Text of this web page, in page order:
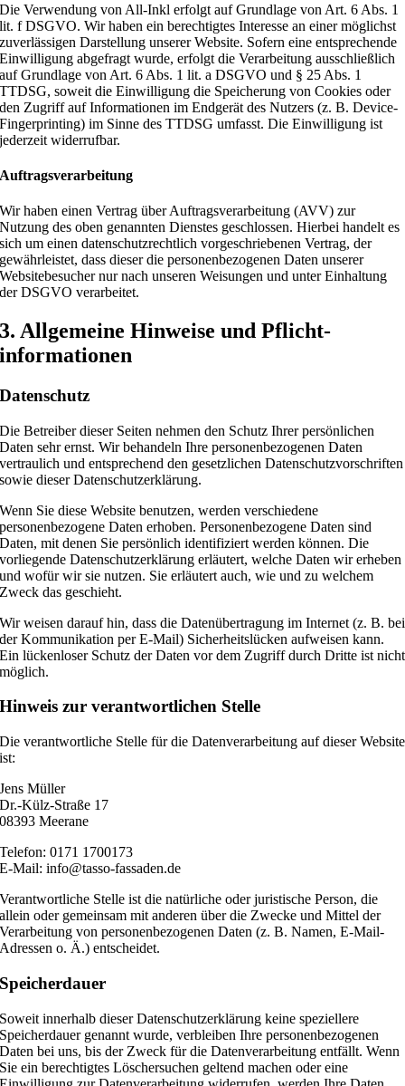
Die Verwendung von All-Inkl erfolgt auf Grundlage von Art. 6 Abs. 1
lit. f DSGVO. Wir haben ein berechtigtes Interesse an einer möglichst
zuverlässigen Darstellung unserer Website. Sofern eine entsprechende
Einwilligung abgefragt wurde, erfolgt die Verarbeitung ausschließlich
auf Grundlage von Art. 6 Abs. 1 lit. a DSGVO und § 25 Abs. 1
TTDSG, soweit die Einwilligung die Speicherung von Cookies oder
den Zugriff auf Informationen im Endgerät des Nutzers (z. B. Device-
Fingerprinting) im Sinne des TTDSG umfasst. Die Einwilligung ist
jederzeit widerrufbar.
Auftragsverarbeitung
Wir haben einen Vertrag über Auftragsverarbeitung (AVV) zur
Nutzung des oben genannten Dienstes geschlossen. Hierbei handelt es
sich um einen datenschutzrechtlich vorgeschriebenen Vertrag, der
gewährleistet, dass dieser die personenbezogenen Daten unserer
Websitebesucher nur nach unseren Weisungen und unter Einhaltung
der DSGVO verarbeitet.
3. Allgemeine Hinweise und Pflicht­
informationen
Datenschutz
Die Betreiber dieser Seiten nehmen den Schutz Ihrer persönlichen
Daten sehr ernst. Wir behandeln Ihre personenbezogenen Daten
vertraulich und entsprechend den gesetzlichen Datenschutzvorschriften
sowie dieser Datenschutzerklärung.
Wenn Sie diese Website benutzen, werden verschiedene
personenbezogene Daten erhoben. Personenbezogene Daten sind
Daten, mit denen Sie persönlich identifiziert werden können. Die
vorliegende Datenschutzerklärung erläutert, welche Daten wir erheben
und wofür wir sie nutzen. Sie erläutert auch, wie und zu welchem
Zweck das geschieht.
Wir weisen darauf hin, dass die Datenübertragung im Internet (z. B. bei
der Kommunikation per E-Mail) Sicherheitslücken aufweisen kann.
Ein lückenloser Schutz der Daten vor dem Zugriff durch Dritte ist nicht
möglich.
Hinweis zur verantwortlichen Stelle
Die verantwortliche Stelle für die Datenverarbeitung auf dieser Website
ist:
Jens Müller
Dr.-Külz-Straße 17
08393 Meerane
Telefon: 0171 1700173
E-Mail: info@tasso-fassaden.de
Verantwortliche Stelle ist die natürliche oder juristische Person, die
allein oder gemeinsam mit anderen über die Zwecke und Mittel der
Verarbeitung von personenbezogenen Daten (z. B. Namen, E-Mail-
Adressen o. Ä.) entscheidet.
Speicherdauer
Soweit innerhalb dieser Datenschutzerklärung keine speziellere
Speicherdauer genannt wurde, verbleiben Ihre personenbezogenen
Daten bei uns, bis der Zweck für die Datenverarbeitung entfällt. Wenn
Sie ein berechtigtes Löschersuchen geltend machen oder eine